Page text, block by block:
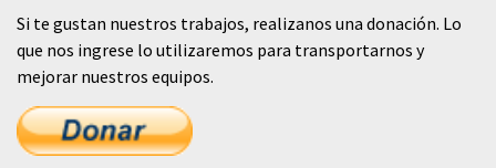
Si te gustan nuestros trabajos, realizanos una donación. Lo
que nos ingrese lo utilizaremos para transportarnos y
mejorar nuestros equipos.